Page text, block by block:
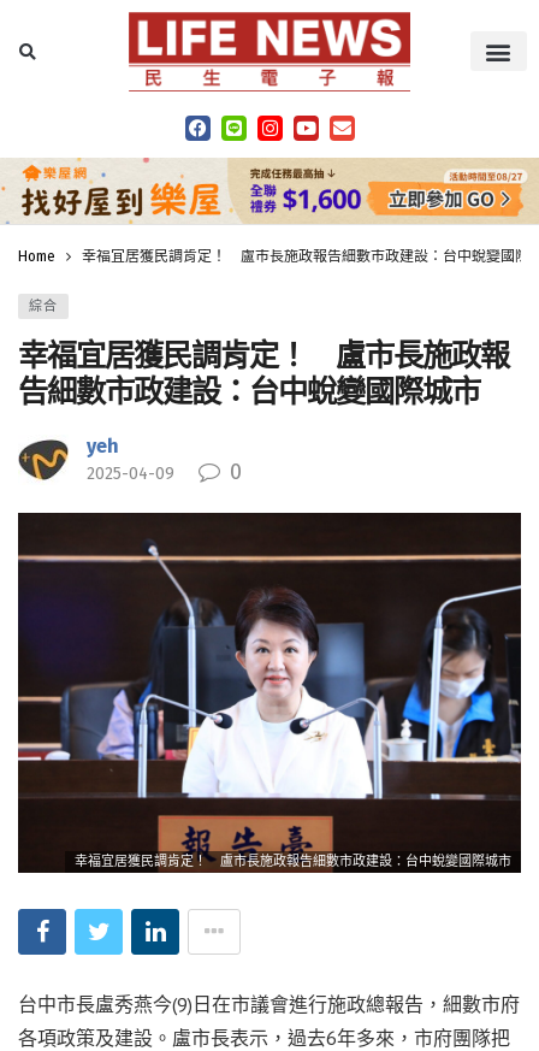
Home 幸福宜居獲民調肯定！ 盧市長施政報告細數市政建設：台中蛻變國際
綜合
幸福宜居獲民調肯定！ 盧市長施政報
告細數市政建設：台中蛻變國際城市
yeh
2025-04-09 0
幸福宜居獲民調肯定！ 盧市長施政報告細數市政建設：台中蛻變國際城市
台中市長盧秀燕今(9)日在市議會進行施政總報告，細數市府
各項政策及建設。盧市長表示，過去6年多來，市府團隊把